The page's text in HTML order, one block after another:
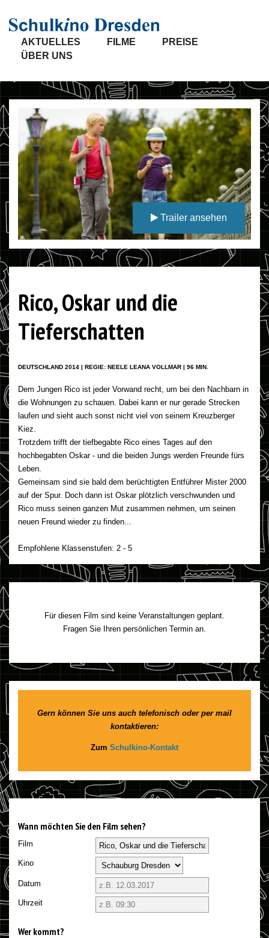
AKTUELLES FILME
PREISE
ÜBER UNS
Trailer ansehen
Rico, Oskar und die
Tieferschatten
DEUTSCHLAND 2014 | REGIE: NEELE LEANA VOLLMAR | 96 MIN.
Dem Jungen Rico ist jeder Vorwand recht, um bei den Nachbarn in
die Wohnungen zu schauen. Dabei kann er nur gerade Strecken
laufen und sieht auch sonst nicht viel von seinem Kreuzberger
Kiez.
Trotzdem trifft der tiefbegabte Rico eines Tages auf den
hochbegabten Oskar - und die beiden Jungs werden Freunde fürs
Leben.
Gemeinsam sind sie bald dem berüchtigten Entführer Mister 2000
auf der Spur. Doch dann ist Oskar plötzlich verschwunden und
Rico muss seinen ganzen Mut zusammen nehmen, um seinen
neuen Freund wieder zu finden...
Empfohlene Klassenstufen: 2 - 5
Für diesen Film sind keine Veranstaltungen geplant.
Fragen Sie Ihren persönlichen Termin an.
Gern können Sie uns auch telefonisch oder per mail
kontaktieren:
Zum Schulkino-Kontakt
Wann möchten Sie den Film sehen?
Film
Kino
Datum
Uhrzeit
Wer kommt?